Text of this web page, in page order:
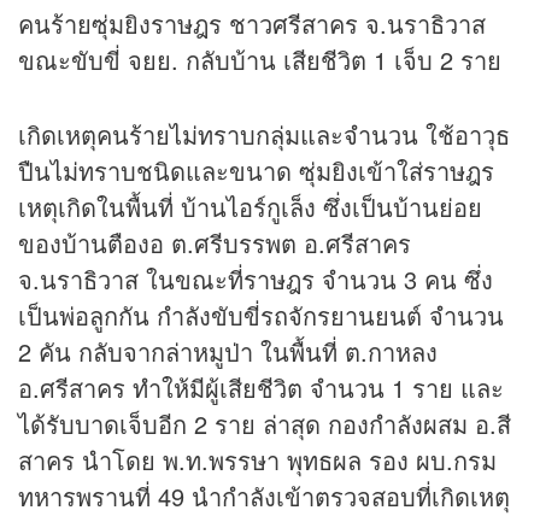
คนร้ายซุ่มยิงราษฎร ชาวศรีสาคร จ.นราธิวาส
ขณะขับขี่ จยย. กลับบ้าน เสียชีวิต 1 เจ็บ 2 ราย
เกิดเหตุคนร้ายไม่ทราบกลุ่มและจำนวน ใช้อาวุธ
ปืนไม่ทราบชนิดและขนาด ซุ่มยิงเข้าใส่ราษฎร
เหตุเกิดในพื้นที่ บ้านไอร์กูเล็ง ซึ่งเป็นบ้านย่อย
ของบ้านตืองอ ต.ศรีบรรพต อ.ศรีสาคร
จ.นราธิวาส ในขณะที่ราษฎร จำนวน 3 คน ซึ่ง
เป็นพ่อลูกกัน กำลังขับขี่รถจักรยานยนต์ จำนวน
2 คัน กลับจากล่าหมูป่า ในพื้นที่ ต.กาหลง
อ.ศรีสาคร ทำให้มีผู้เสียชีวิต จำนวน 1 ราย และ
ได้รับบาดเจ็บอีก 2 ราย ล่าสุด กองกำลังผสม อ.สี
สาคร นำโดย พ.ท.พรรษา พุทธผล รอง ผบ.กรม
ทหารพรานที่ 49 นำกำลังเข้าตรวจสอบที่เกิดเหตุ